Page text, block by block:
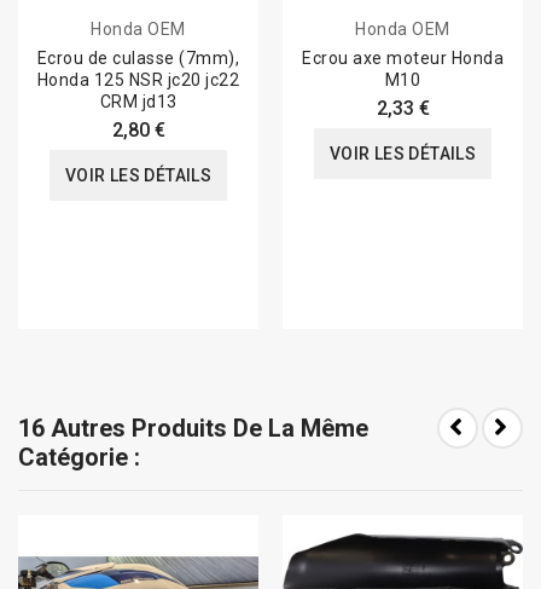
Honda OEM
Ecrou de culasse (7mm),
Honda 125 NSR jc20 jc22
CRM jd13
2,80 €
VOIR LES DÉTAILS
Honda OEM
Ecrou axe moteur Honda
M10
2,33 €
VOIR LES DÉTAILS
16 Autres Produits De La Même
Catégorie :